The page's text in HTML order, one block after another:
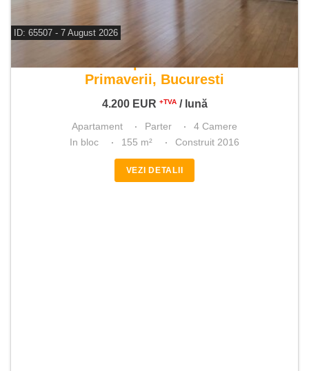
ID: 65507 - 7 August 2026
De inchiriat apartament 4 camere
Primaverii, Bucuresti
4.200 EUR +TVA/ lună
Apartament Parter
4 Camere
In bloc
155 m² Construit 2016
VEZI DETALII